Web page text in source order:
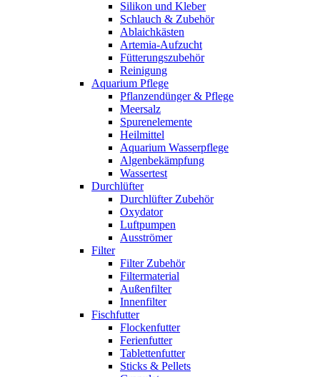
Silikon und Kleber
Schlauch & Zubehör
Ablaichkästen
Artemia-Aufzucht
Fütterungszubehör
Reinigung
Aquarium Pflege
Pflanzendünger & Pflege
Meersalz
Spurenelemente
Heilmittel
Aquarium Wasserpflege
Algenbekämpfung
Wassertest
Durchlüfter
Durchlüfter Zubehör
Oxydator
Luftpumpen
Ausströmer
Filter
Filter Zubehör
Filtermaterial
Außenfilter
Innenfilter
Fischfutter
Flockenfutter
Ferienfutter
Tablettenfutter
Sticks & Pellets